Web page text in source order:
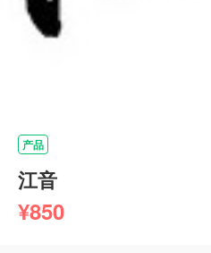
产品
江音
¥850